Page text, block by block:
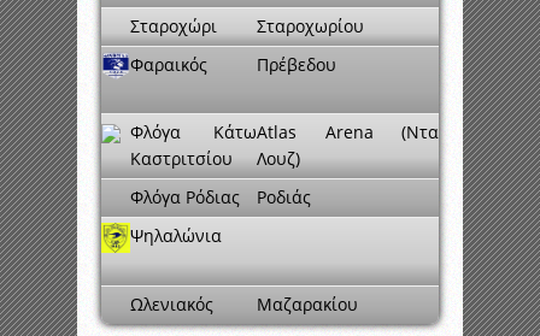
Σταροχώρι
Σταροχωρίου
Φαραικός
Πρέβεδου
Φλόγα Κάτω
Καστριτσίου
Atlas Arena (Ντα
Λουζ)
Φλόγα Ρόδιας
Ροδιάς
Ψηλαλώνια
Ωλενιακός Μαζαρακίου